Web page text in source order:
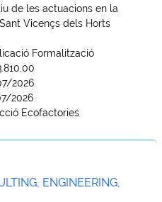
de les actuacions en la
Vicençs dels Horts
Formalització
2026
2026
Ecofactories
ENGINEERING,